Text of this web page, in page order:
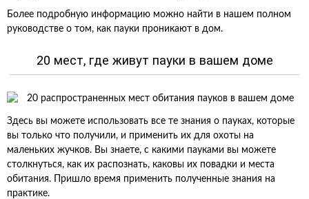
Более подробную информацию можно найти в нашем полном
руководстве о том, как пауки проникают в дом.
20 мест, где живут пауки в вашем доме
Здесь вы можете использовать все те знания о пауках, которые
вы только что получили, и применить их для охоты на
маленьких жучков. Вы знаете, с какими пауками вы можете
столкнуться, как их распознать, каковы их повадки и места
обитания. Пришло время применить полученные знания на
практике.